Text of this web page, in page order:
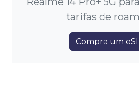
tarifas de
Compre um